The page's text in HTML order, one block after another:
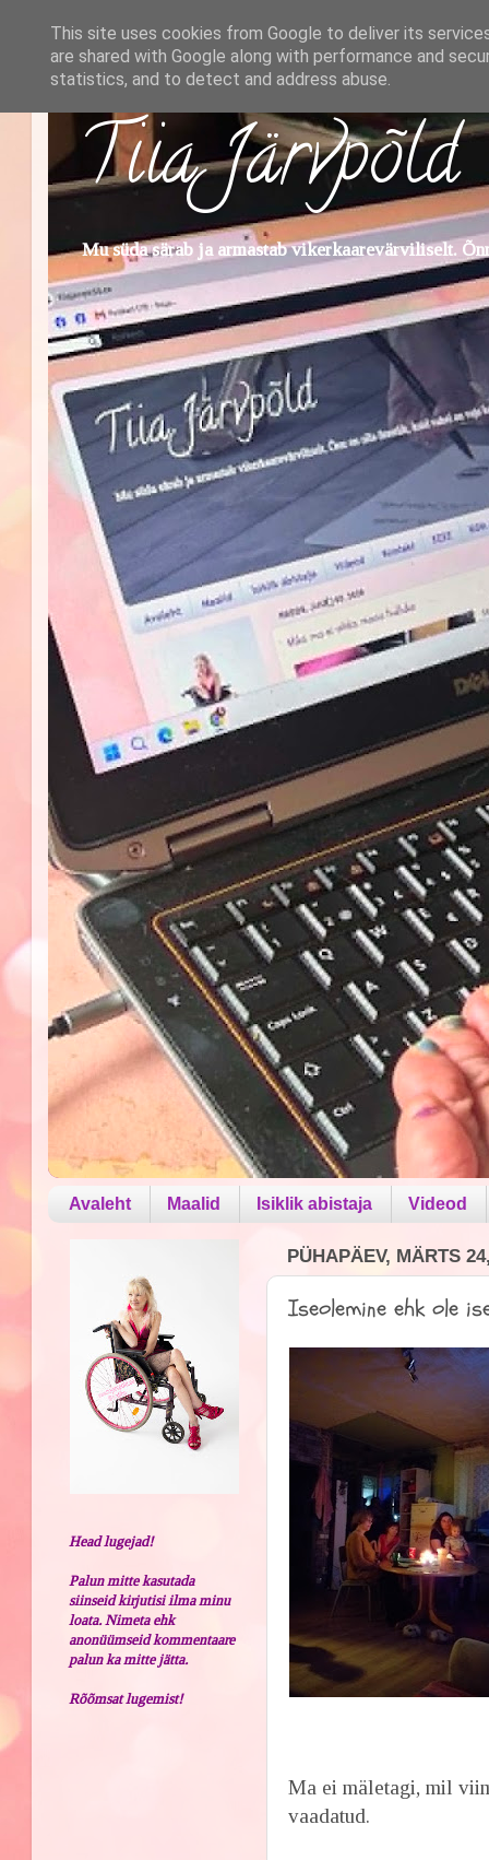
Tiia Järvpõld
Mu süda särab ja armastab vikerkaarevärviliselt.
Avaleht Maalid Isiklik abistaja Videod
PÜHAPÄEV, MÄRTS
Iseolemine ehk ole
Ma ei mäletagi, mil
vaadatud.
Head lugejad!
Palun mitte kasutada
siinseid kirjutisi ilma minu
loata. Nimeta ehk
anonüümseid kommentaare
palun ka mitte jätta.
Rõõmsat lugemist!
This site uses cookies from Google to deliver its
are shared with Google along with performance and
statistics, and to detect and address abuse.